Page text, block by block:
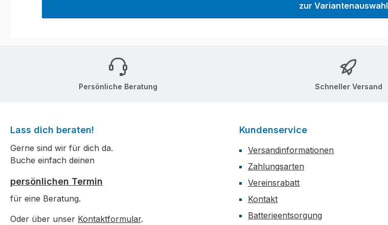
zur Variantenauswahl
Persönliche Beratung Schneller Versand
Lass dich beraten!
Gerne sind wir für dich da.
Buche einfach deinen
persönlichen Termin
für eine Beratung.
Oder über unser Kontaktformular.
Kundenservice
Versandinformationen
Zahlungsarten
Vereinsrabatt
Kontakt
Batterieentsorgung